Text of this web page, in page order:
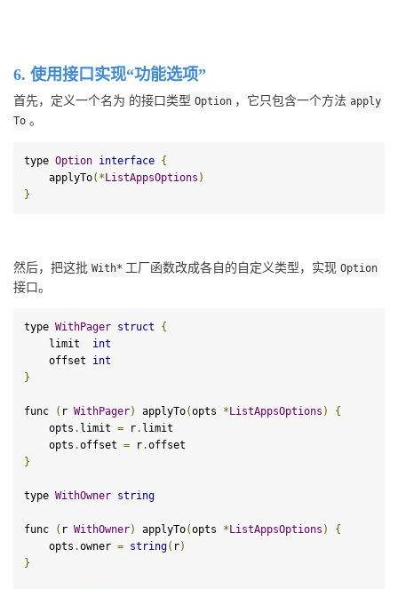
6. 使用接口实现“功能选项”
首先，定义一个名为 的接口类型 Option ，它只包含一个方法 apply
To 。
type Option interface {
    applyTo
(*ListAppsOptions )
}
然后，把这批 With* 工厂函数改成各自的自定义类型，实现 Option
接口。
type WithPager struct
{
    limit
int
    offset
int
}
func ( r WithPager) applyTo(opts *ListAppsOptions )
{
    opts
. limit = r. limit
    opts
.offset = r.
}
type WithOwner string
func ( r WithOwner) applyTo(opts *ListAppsOptions )
{
    opts
.owner = string( r)
}